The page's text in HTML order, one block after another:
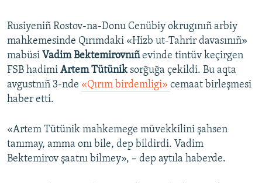
RFE/RS bütün saytları
Rusiyeniñ Rostov-na-Donu Cenübiy okrugınıñ arbiy
mahkemesinde Qırımdaki «Hizb ut-Tahrir davasınıñ»
mabüsi Vadim Bektemirovnıñevinde tintüv keçirgen
FSB hadimi Artem Tütüniksorğuğa çekildi. Bu aqta
avgustnıñ 3-nde «Qırım birdemligi» cemaat birleşmesi
haber etti.
«Artem Tütünik mahkemege müvekkilini şahsen
tanımay, amma onı bile, dep bildirdi. Vadim
Bektemirov şaatnı bilmey», – dep aytıla haberde.